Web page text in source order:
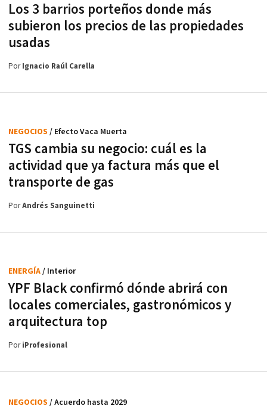
Los 3 barrios porteños donde más
subieron los precios de las propiedades
usadas
PorIgnacio Raúl Carella
TGS cambia su negocio: cuál es la
actividad que ya factura más que el
transporte de gas
NEGOCIOS / Efecto Vaca Muerta
PorAndrés Sanguinetti
YPF Black confirmó dónde abrirá con
locales comerciales, gastronómicos y
arquitectura top
ENERGÍA/ Interior
PoriProfesional
NEGOCIOS / Acuerdo hasta 2029